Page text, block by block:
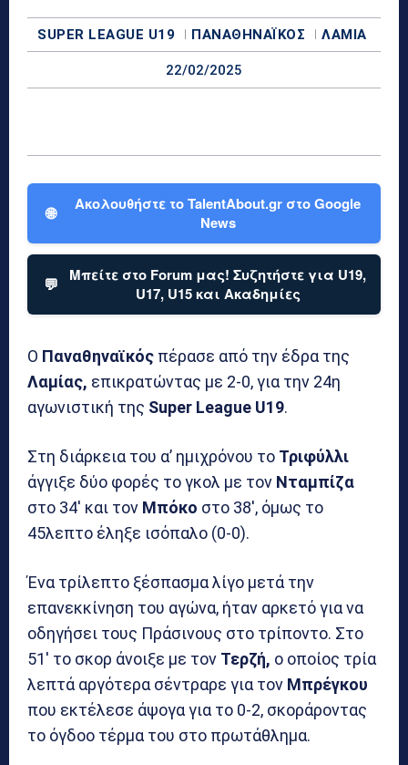
SUPER LEAGUE U19 ΠΑΝΑΘΗΝΑΪΚΌΣ ΛΑΜΊΑ
22/02/2025
🌐
Ακολουθήστε το TalentAbout.gr στο Google
News
💬
Μπείτε στο Forum μας! Συζητήστε για U19,
U17, U15 και Ακαδημίες
Ο Παναθηναϊκός πέρασε από την έδρα της
Λαμίας, επικρατώντας με 2-0, για την 24η
αγωνιστική της Super League U19.
Στη διάρκεια του α’ ημιχρόνου το Τριφύλλι
άγγιξε δύο φορές το γκολ με τον Νταμπίζα
στο 34′ και τον Μπόκο στο 38′, όμως το
45λεπτο έληξε ισόπαλο (0-0).
Ένα τρίλεπτο ξέσπασμα λίγο μετά την
επανεκκίνηση του αγώνα, ήταν αρκετό για να
οδηγήσει τους Πράσινους στο τρίποντο. Στο
51′ το σκορ άνοιξε με τον Τερζή, ο οποίος τρία
λεπτά αργότερα σέντραρε για τον Μπρέγκου
που εκτέλεσε άψογα για το 0-2, σκοράροντας
το όγδοο τέρμα του στο πρωτάθλημα.